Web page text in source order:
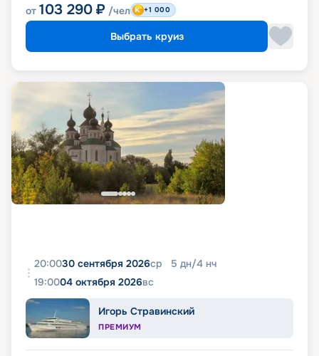
от 103 290 ₽ /чел +1 000
Выбрать круиз
20:0030 сентября 2026ср 5 дн/4 нч
19:0004 октября 2026вс
Игорь Стравинский
ПРЕМИУМ